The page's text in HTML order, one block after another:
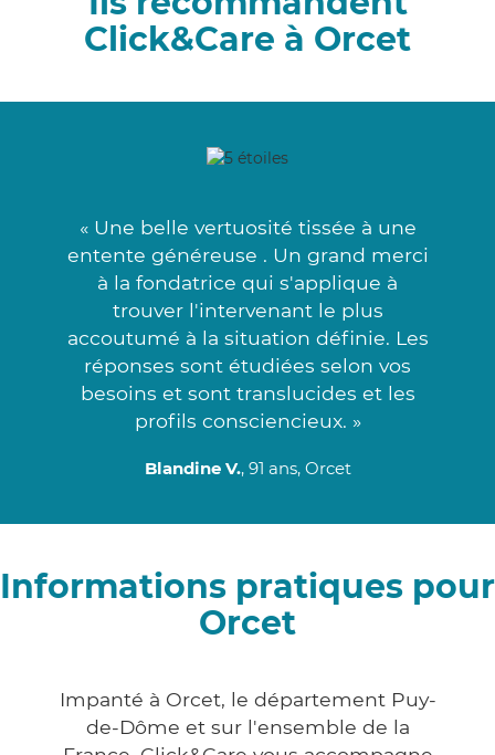
Click&Care à Orcet
« Une belle vertuosité tissée à une
entente généreuse . Un grand merci
à la fondatrice qui s'applique à
trouver l'intervenant le plus
accoutumé à la situation définie. Les
réponses sont étudiées selon vos
besoins et sont translucides et les
profils consciencieux. »
Blandine V., 91 ans, Orcet
Informations pratiques pour
Orcet
Impanté à Orcet, le département Puy-
de-Dôme et sur l'ensemble de la